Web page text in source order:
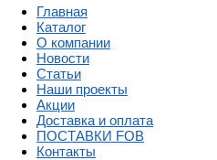
Главная
Каталог
О компании
Новости
Статьи
Наши проекты
Акции
Доставка и оплата
ПОСТАВКИ FOB
Контакты